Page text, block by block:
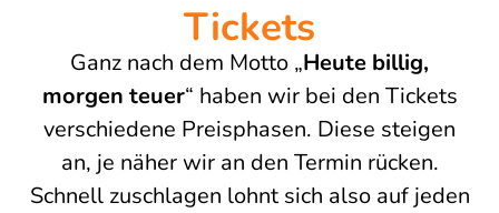
Tickets
Ganz nach dem Motto „Heute billig,
morgen teuer“ haben wir bei den Tickets
verschiedene Preisphasen. Diese steigen
an, je näher wir an den Termin rücken.
Schnell zuschlagen lohnt sich also auf jeden